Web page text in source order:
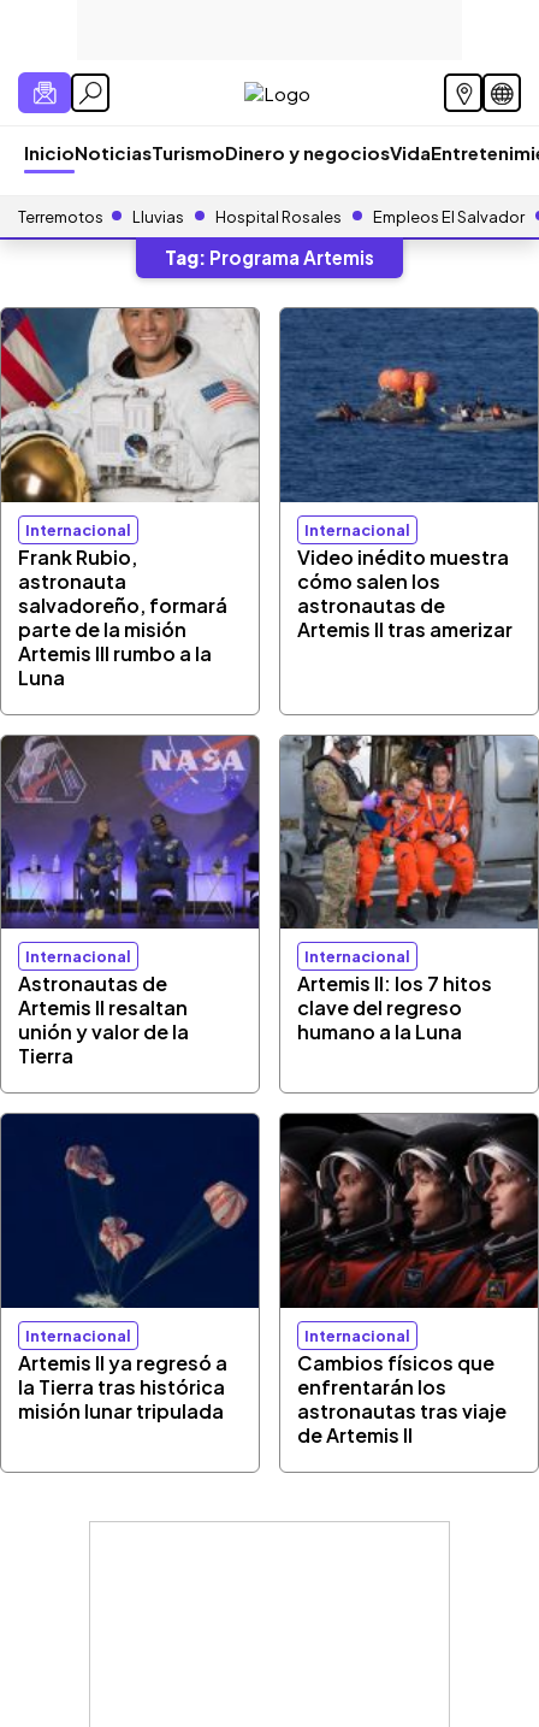
InicioNoticiasTurismoDinero y negociosVida
Terremotos Lluvias Hospital Rosales Empleos El Salvador
Tag: Programa Artemis
Internacional
Frank Rubio,
astronauta
salvadoreño, formará
parte de la misión
Artemis III rumbo a la
Luna
Internacional
Video inédito muestra
cómo salen los
astronautas de
Artemis II tras amerizar
Internacional
Astronautas de
Artemis II resaltan
unión y valor de la
Tierra
Internacional
Artemis II: los 7 hitos
clave del regreso
humano a la Luna
Internacional
Artemis II ya regresó a
la Tierra tras histórica
misión lunar tripulada
Internacional
Cambios físicos que
enfrentarán los
astronautas tras viaje
de Artemis II